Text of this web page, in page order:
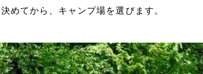
めてから、キャンプ場を選びます。